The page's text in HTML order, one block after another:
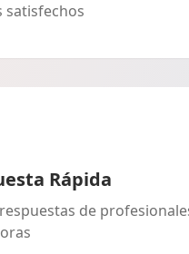
satisfechos
Rápida
de